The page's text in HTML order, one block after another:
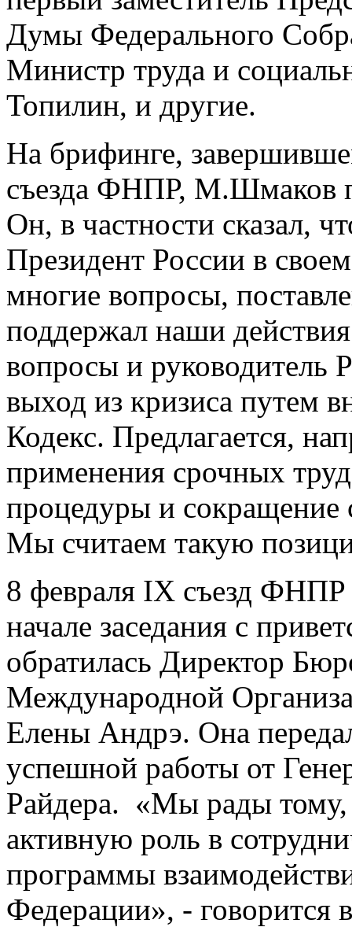
Думы Федерального
Министр труда и
Топилин, и другие.
На брифинге,
съезда ФНПР, М.Шмаков
Он, в частности сказал,
Президент России в
многие вопросы,
поддержал наши
вопросы и
выход из кризиса путем
Кодекс. Предлагается,
применения срочных
процедуры и сокращение
Мы считаем такую
8 февраля IX съезд
начале заседания с
обратилась Директор
Международной
Елены Андрэ. Она
успешной работы от
Райдера. «Мы рады
активную роль в
программы
Федерации», - говорится